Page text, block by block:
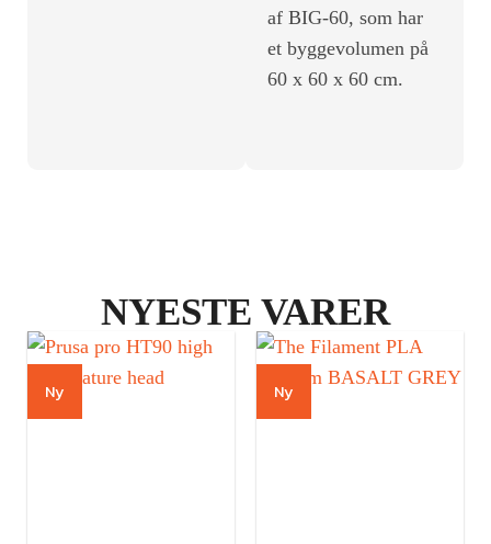
af BIG-60, som har
et byggevolumen på
60 x 60 x 60 cm.
NYESTE VARER
Ny Ny